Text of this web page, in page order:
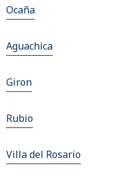
Ocaña
Aguachica
Giron
Rubio
Villa del Rosario